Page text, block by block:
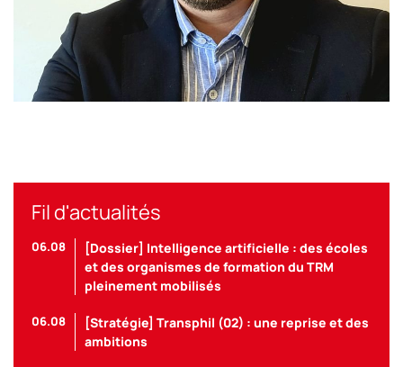
Fil d'actualités
06.08
[Dossier] Intelligence artificielle : des écoles
et des organismes de formation du TRM
pleinement mobilisés
06.08
[Stratégie] Transphil (02) : une reprise et des
ambitions